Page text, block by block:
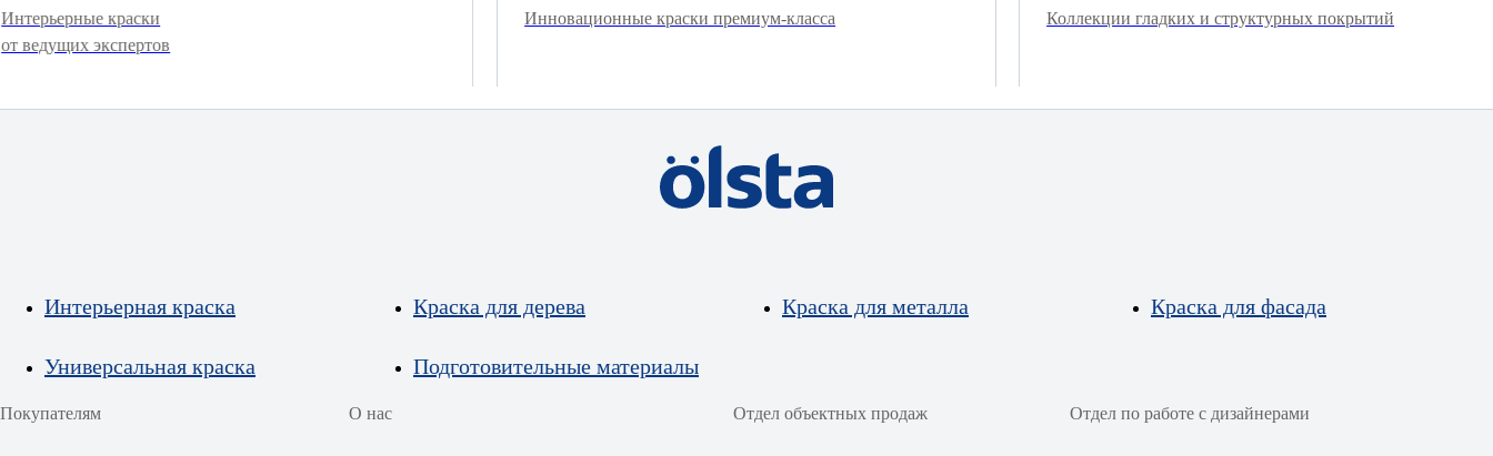
Интерьерные краски
от ведущих экспертов
Инновационные краски премиум-класса Коллекции гладких и структурных покрытий
Интерьерная краска Краска для дерева Краска для металла Краска для фасада
Универсальная краска Подготовительные материалы
Покупателям О нас Отдел объектных продаж Отдел по работе с дизайнерами